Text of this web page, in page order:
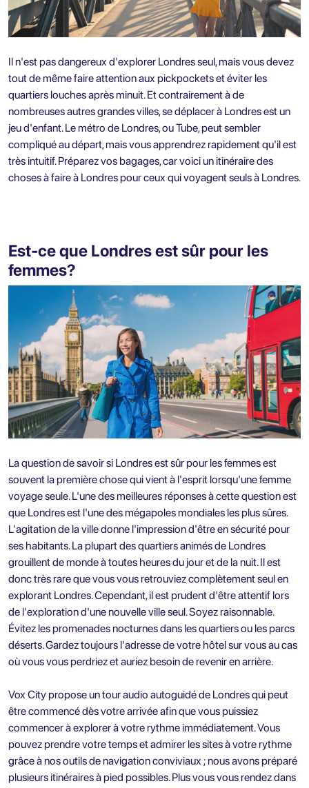
Il n'est pas dangereux d'explorer Londres seul, mais vous devez
tout de même faire attention aux pickpockets et éviter les
quartiers louches après minuit. Et contrairement à de
nombreuses autres grandes villes, se déplacer à Londres est un
jeu d'enfant. Le métro de Londres, ou Tube, peut sembler
compliqué au départ, mais vous apprendrez rapidement qu'il est
très intuitif. Préparez vos bagages, car voici un itinéraire des
choses à faire à Londres pour ceux qui voyagent seuls à Londres.
Est-ce que Londres est sûr pour les
femmes?
La question de savoir si Londres est sûr pour les femmes est
souvent la première chose qui vient à l'esprit lorsqu'une femme
voyage seule. L'une des meilleures réponses à cette question est
que Londres est l'une des mégapoles mondiales les plus sûres.
L'agitation de la ville donne l'impression d'être en sécurité pour
ses habitants. La plupart des quartiers animés de Londres
grouillent de monde à toutes heures du jour et de la nuit. Il est
donc très rare que vous vous retrouviez complètement seul en
explorant Londres. Cependant, il est prudent d'être attentif lors
de l'exploration d'une nouvelle ville seul. Soyez raisonnable.
Évitez les promenades nocturnes dans les quartiers ou les parcs
déserts. Gardez toujours l'adresse de votre hôtel sur vous au cas
où vous vous perdriez et auriez besoin de revenir en arrière.
Vox City proposeun tour audio autoguidé de Londresqui peut
être commencé dès votre arrivée afin que vous puissiez
commencer à explorer à votre rythme immédiatement. Vous
pouvez prendre votre temps et admirer les sites à votre rythme
grâce à nos outils de navigation conviviaux ; nous avons préparé
plusieurs itinéraires à pied possibles. Plus vous vous rendez dans